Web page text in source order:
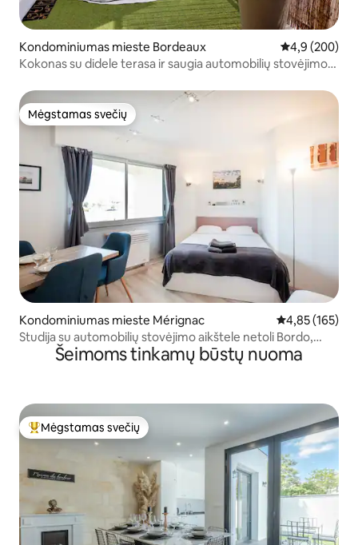
Kondominiumas mieste Bordeaux Vidutinis
4,9 (200)
Kokonas su didele terasa ir saugia automobilių stovėjimo
Mėgstamas svečių
Mėgstamas svečių
Kondominiumas mieste Mérignac Vidutinis
4,85 (165)
Studija su automobilių stovėjimo aikštele netoli Bordo,
tramvajų ir parduotuvių
Šeimoms tinkamų būstų nuoma
Svečių mėgstamiausias
Mėgstamas svečių